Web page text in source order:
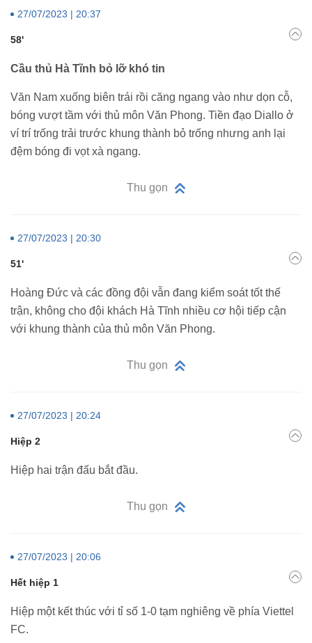
27/07/2023 | 20:37
58'
Cầu thủ Hà Tĩnh bỏ lỡ khó tin
Văn Nam xuống biên trái rồi căng ngang vào như dọn cỗ,
bóng vượt tầm với thủ môn Văn Phong. Tiền đạo Diallo ở
ví trí trống trải trước khung thành bỏ trống nhưng anh lại
đệm bóng đi vọt xà ngang.
Thu gọn
27/07/2023 | 20:30
51'
Hoàng Đức và các đồng đội vẫn đang kiểm soát tốt thế
trận, không cho đội khách Hà Tĩnh nhiều cơ hội tiếp cận
với khung thành của thủ môn Văn Phong.
Thu gọn
27/07/2023 | 20:24
Hiệp 2
Hiệp hai trận đấu bắt đầu.
Thu gọn
27/07/2023 | 20:06
Hết hiệp 1
Hiệp một kết thúc với tỉ số 1-0 tạm nghiêng về phía Viettel
FC.